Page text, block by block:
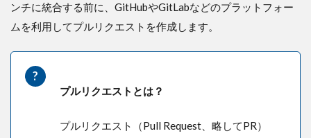
ンチに統合する前に、GitHubやGitLabなどのプラットフォー
ムを利用してプルリクエストを作成します。
プルリクエストとは？
プルリクエスト（Pull Request、略してPR）